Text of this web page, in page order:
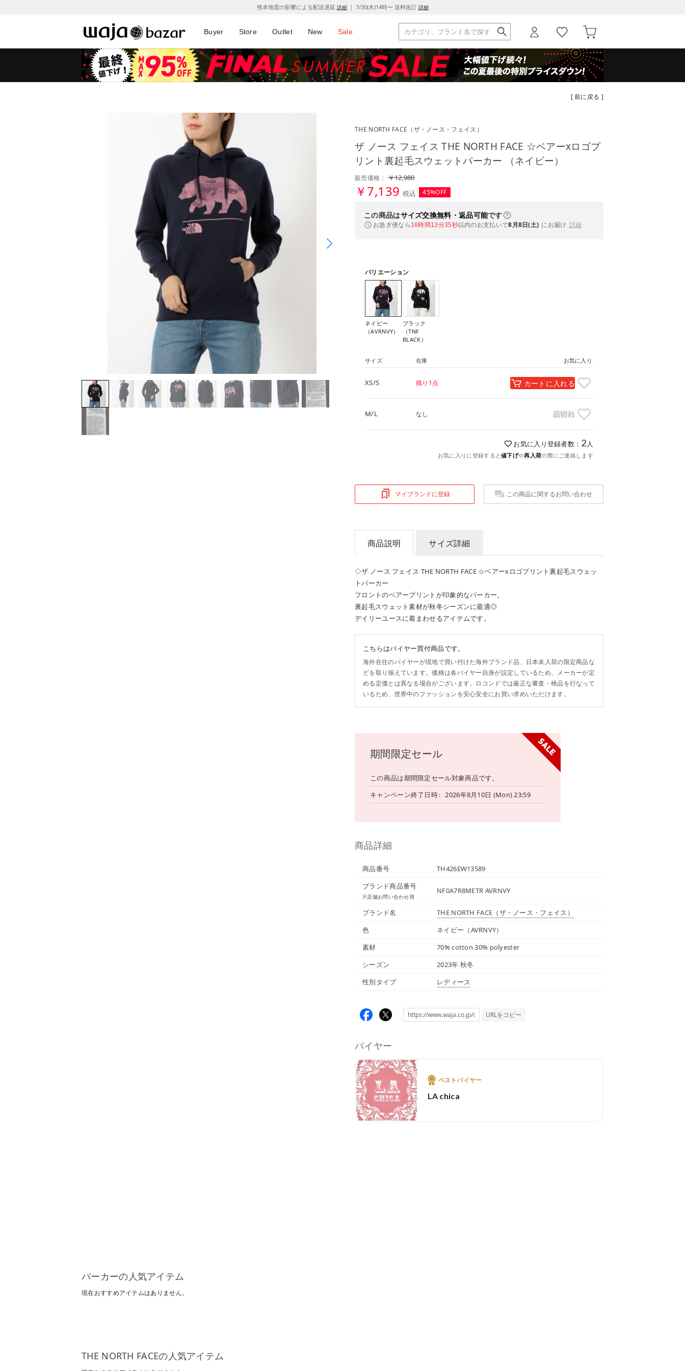
熊本地震の影響による配送遅延 詳細｜ 7/30(木)14時〜 送料改訂 詳細
Buyer Store Outlet New Sale
[ 前に戻る ]
THE NORTH FACE （ザ・ノース・フェイス）
ザ ノース フェイス THE NORTH FACE ☆ベアーxロゴプ
リント裏起毛スウェットパーカー （ネイビー）
販売価格：￥12,980
￥7,139 税込 45%OFF
この商品はサイズ交換無料・返品可能です
お急ぎ便なら 16時間13分35秒以内のお支払いで8月8日(土) にお届け 詳細
バリエーション
ネイビー
（AVRNVY）
ブラック
（TNF
BLACK）
サイズ 在庫 お気に入り
XS/S 残り1点 カートに入れる
M/L なし 品切れ
お気に入り登録者数： 2 人
お気に入りに登録すると値下げや再入荷の際にご連絡します
マイブランドに登録 この商品に関するお問い合わせ
商品説明 サイズ詳細
◇ザ ノース フェイス THE NORTH FACE ☆ベアーxロゴプリント裏起毛スウェッ
トパーカー
フロントのベアープリントが印象的なパーカー。
裏起毛スウェット素材が秋冬シーズンに最適◎
デイリーユースに着まわせるアイテムです。
こちらはバイヤー買付商品です。
海外在住のバイヤーが現地で買い付けた海外ブランド品、日本未入荷の限定商品な
どを取り揃えています。価格は各バイヤー自身が設定しているため、メーカーが定
める定価とは異なる場合がございます。ロコンドでは厳正な審査・検品を行なって
いるため、世界中のファッションを安心安全にお買い求めいただけます。
期間限定セール
この商品は期間限定セール対象商品です。
キャンペーン終了日時
2026年8月10日 (Mon) 23:59
商品詳細
商品番号
TH426EW13589
ブランド商品番号
※店舗お問い合わせ用
NF0A7R8METR AVRNVY
ブランド名 THE NORTH FACE （ザ・ノース・フェイス）
色
ネイビー（AVRNVY）
素材
70% cotton 30% polyester
シーズン
2023年 秋冬
性別タイプ
レディース
URLをコピー
バイヤー
ベストバイヤー
LA chica
パーカーの人気アイテム
現在おすすめアイテムはありません。
THE NORTH FACEの人気アイテム